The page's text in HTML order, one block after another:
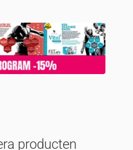
producten